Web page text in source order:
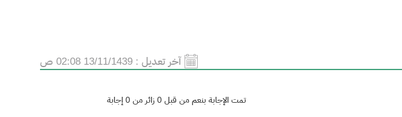
آخر تعديل : 13/11/1439 02:08 ص
تمت الإجابة بنعم من قبل 0 زائر من 0 إجابة